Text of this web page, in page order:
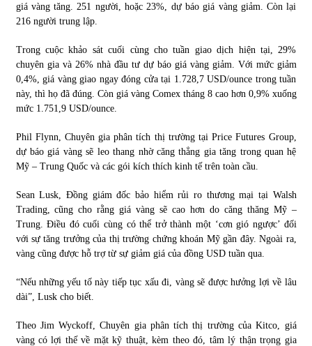
giá vàng tăng. 251 người, hoặc 23%, dự báo giá vàng giảm. Còn lại
216 người trung lập.
Trong cuộc khảo sát cuối cùng cho tuần giao dịch hiện tại, 29%
chuyên gia và 26% nhà đầu tư dự báo giá vàng giảm. Với mức giảm
0,4%, giá vàng giao ngay đóng cửa tại 1.728,7 USD/ounce trong tuần
này, thì họ đã đúng. Còn giá vàng Comex tháng 8 cao hơn 0,9% xuống
mức 1.751,9 USD/ounce.
Phil Flynn, Chuyên gia phân tích thị trường tại Price Futures Group,
dự báo giá vàng sẽ leo thang nhờ căng thẳng gia tăng trong quan hệ
Mỹ – Trung Quốc và các gói kích thích kinh tế trên toàn cầu.
Sean Lusk, Đồng giám đốc bảo hiểm rủi ro thương mại tại Walsh
Trading, cũng cho rằng giá vàng sẽ cao hơn do căng thăng Mỹ –
Trung. Điều đó cuối cùng có thể trở thành một ‘cơn gió ngược’ đối
với sự tăng trưởng của thị trường chứng khoán Mỹ gần đây. Ngoài ra,
vàng cũng được hỗ trợ từ sự giảm giá của đồng USD tuần qua.
“Nếu những yếu tố này tiếp tục xấu đi, vàng sẽ được hưởng lợi về lâu
dài”, Lusk cho biết.
Theo Jim Wyckoff, Chuyên gia phân tích thị trường của Kitco, giá
vàng có lợi thế về mặt kỹ thuật, kèm theo đó, tâm lý thận trọng gia